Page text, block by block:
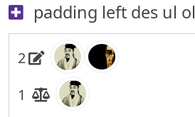
padding left des ul
2
1